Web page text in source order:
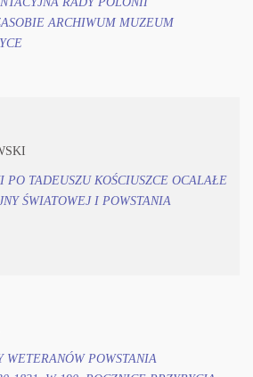
ARCHIWUM MUZEUM
PO TADEUSZU KOŚCIUSZCE OCALAŁE
ŚWIATOWEJ I POWSTANIA
WETERANÓW POWSTANIA